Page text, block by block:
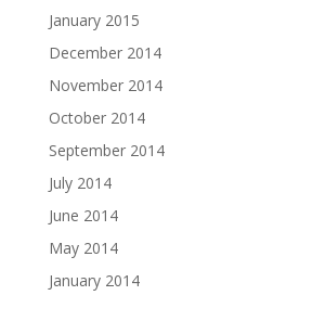
January 2015
December 2014
November 2014
October 2014
September 2014
July 2014
June 2014
May 2014
January 2014